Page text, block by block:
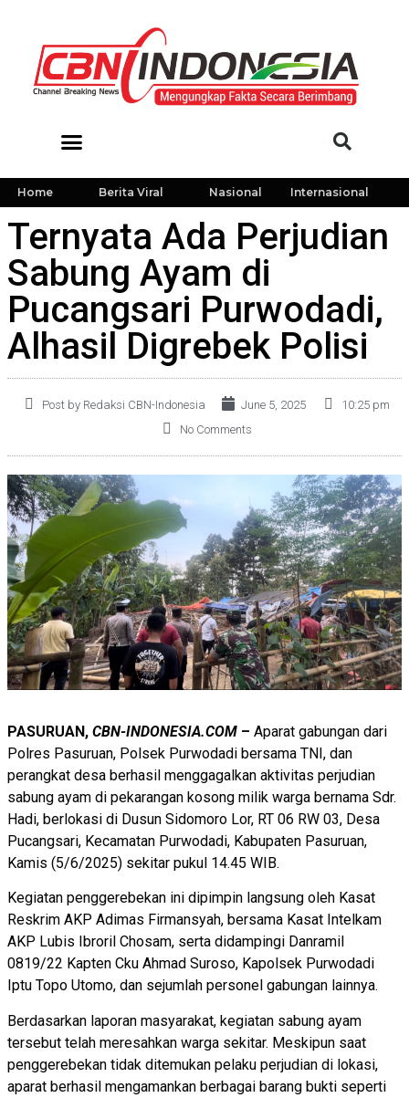
Home Berita Viral Nasional Internasional
Ternyata Ada Perjudian
Sabung Ayam di
Pucangsari Purwodadi,
Alhasil Digrebek Polisi
Post by Redaksi CBN-Indonesia June 5, 2025
10:25 pm
No Comments
PASURUAN, CBN-INDONESIA.COM – Aparat gabungan dari
Polres Pasuruan, Polsek Purwodadi bersama TNI, dan
perangkat desa berhasil menggagalkan aktivitas perjudian
sabung ayam di pekarangan kosong milik warga bernama Sdr.
Hadi, berlokasi di Dusun Sidomoro Lor, RT 06 RW 03, Desa
Pucangsari, Kecamatan Purwodadi, Kabupaten Pasuruan,
Kamis (5/6/2025) sekitar pukul 14.45 WIB.
Kegiatan penggerebekan ini dipimpin langsung oleh Kasat
Reskrim AKP Adimas Firmansyah, bersama Kasat Intelkam
AKP Lubis Ibroril Chosam, serta didampingi Danramil
0819/22 Kapten Cku Ahmad Suroso, Kapolsek Purwodadi
Iptu Topo Utomo, dan sejumlah personel gabungan lainnya.
Berdasarkan laporan masyarakat, kegiatan sabung ayam
tersebut telah meresahkan warga sekitar. Meskipun saat
penggerebekan tidak ditemukan pelaku perjudian di lokasi,
aparat berhasil mengamankan berbagai barang bukti seperti